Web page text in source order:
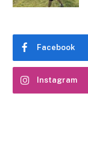
Facebook
Instagram